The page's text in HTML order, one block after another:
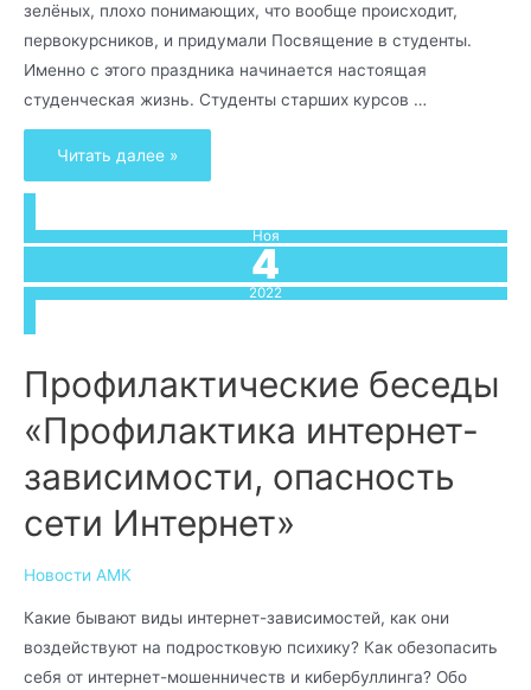
зелёных, плохо понимающих, что вообще происходит,
первокурсников, и придумали Посвящение в студенты.
Именно с этого праздника начинается настоящая
студенческая жизнь. Студенты старших курсов …
Читать далее »
Ноя
4
2022
Профилактические беседы
«Профилактика интернет-
зависимости, опасность
сети Интернет»
Новости АМК
Какие бывают виды интернет-зависимостей, как они
воздействуют на подростковую психику? Как обезопасить
себя от интернет-мошенничеств и кибербуллинга? Обо